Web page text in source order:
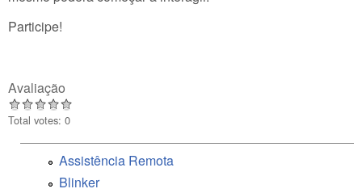
Participe!
Avaliação
Total votes: 0
Assistência Remota
Blinker